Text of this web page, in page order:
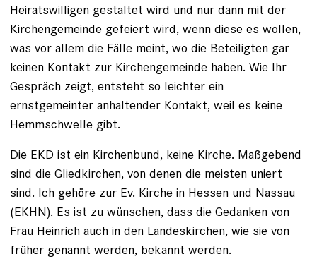
Heiratswilligen gestaltet wird und nur dann mit der
Kirchengemeinde gefeiert wird, wenn diese es wollen,
was vor allem die Fälle meint, wo die Beteiligten gar
keinen Kontakt zur Kirchengemeinde haben. Wie Ihr
Gespräch zeigt, entsteht so leichter ein
ernstgemeinter anhaltender Kontakt, weil es keine
Hemmschwelle gibt.
Die EKD ist ein Kirchenbund, keine Kirche. Maßgebend
sind die Gliedkirchen, von denen die meisten uniert
sind. Ich gehöre zur Ev. Kirche in Hessen und Nassau
(EKHN). Es ist zu wünschen, dass die Gedanken von
Frau Heinrich auch in den Landeskirchen, wie sie von
früher genannt werden, bekannt werden.